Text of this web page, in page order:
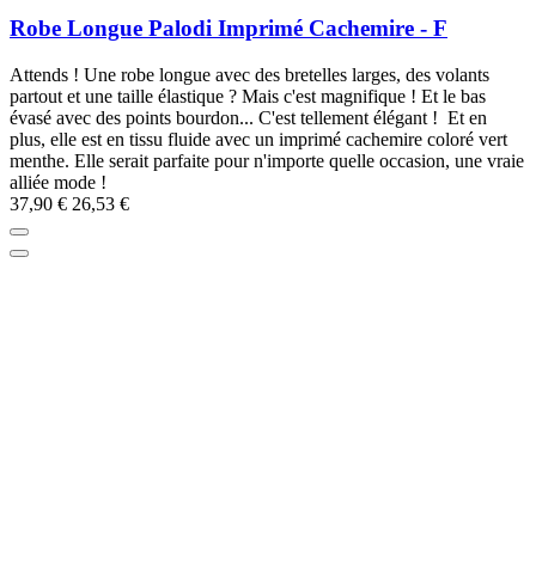
Robe Longue Palodi Imprimé Cachemire - F
Attends ! Une robe longue avec des bretelles larges, des volants
partout et une taille élastique ? Mais c'est magnifique ! Et le bas
évasé avec des points bourdon... C'est tellement élégant ! Et en
plus, elle est en tissu fluide avec un imprimé cachemire coloré vert
menthe. Elle serait parfaite pour n'importe quelle occasion, une vraie
alliée mode !
37,90 € 26,53 €